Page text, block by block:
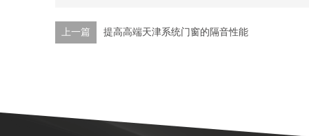
上一篇 提高高端天津系统门窗的隔音性能